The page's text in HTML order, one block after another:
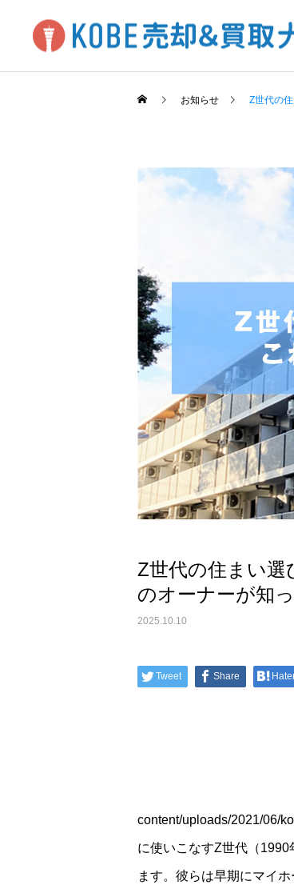
お知らせ Z世代の
Z世代の住まい選
のオーナーが知
2025.10.10
Tweet Share
content/uploads/2021/06/
に使いこなすZ世代（
ます。彼らは早期にマイ